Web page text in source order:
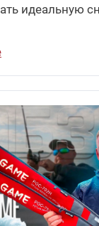
идеальную